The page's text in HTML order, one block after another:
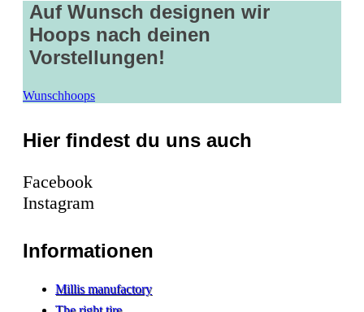
Auf Wunsch designen wir
Hoops nach deinen
Vorstellungen!
Wunschhoops
Hier findest du uns auch
Facebook
Instagram
Informationen
Millis manufactory